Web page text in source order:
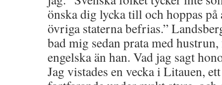
önska dig lycka till och hoppas
övriga staterna befrias.”
bad mig sedan prata med
engelska än han. Vad jag sagt
Jag vistades en vecka i Litauen,